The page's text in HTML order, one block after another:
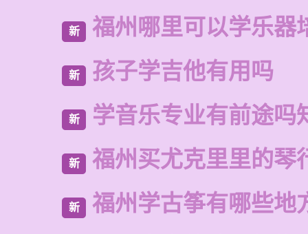
新 福州哪里可以学乐器
新 孩子学吉他有用吗
新 学音乐专业有前途吗
新 福州买尤克里里的琴
新 福州学古筝有哪些地